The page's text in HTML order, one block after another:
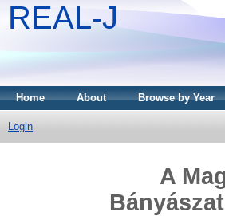
REAL-J
Home About Browse by Year
Login
A